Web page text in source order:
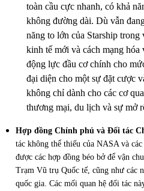
toàn cầu cực nhanh, có khả
không đường dài. Dù vẫn
năng to lớn của Starship
kinh tế mới và cách mạng hóa
động lực đầu cơ chính cho
đại diện cho một sự đặt cược
không chỉ dành cho các cơ
thương mại, du lịch và sự mở
Hợp đồng Chính phủ và Đối tác
tác không thể thiếu của NASA và
được các hợp đồng béo bở để vận
Trạm Vũ trụ Quốc tế, cũng như các
quốc gia. Các mối quan hệ đối tác